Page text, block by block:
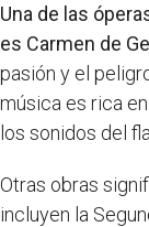
Una de las
es Carmen de
pasión y el
música es rica
los sonidos del
Otras obras
incluyen la